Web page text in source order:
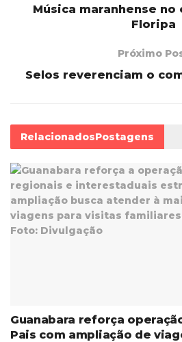
Música maranhense
Floripa
Próximo
Selos reverenciam o
RelacionadosPostagens
Guanabara reforça
Pais com ampliação de